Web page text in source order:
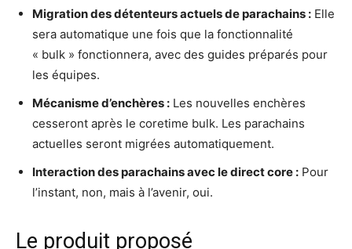
Migration des détenteurs actuels de parachains : Elle
sera automatique une fois que la fonctionnalité
« bulk » fonctionnera, avec des guides préparés pour
les équipes.
Mécanisme d’enchères : Les nouvelles enchères
cesseront après le coretime bulk. Les parachains
actuelles seront migrées automatiquement.
Interaction des parachains avec le direct core : Pour
l’instant, non, mais à l’avenir, oui.
Le produit proposé